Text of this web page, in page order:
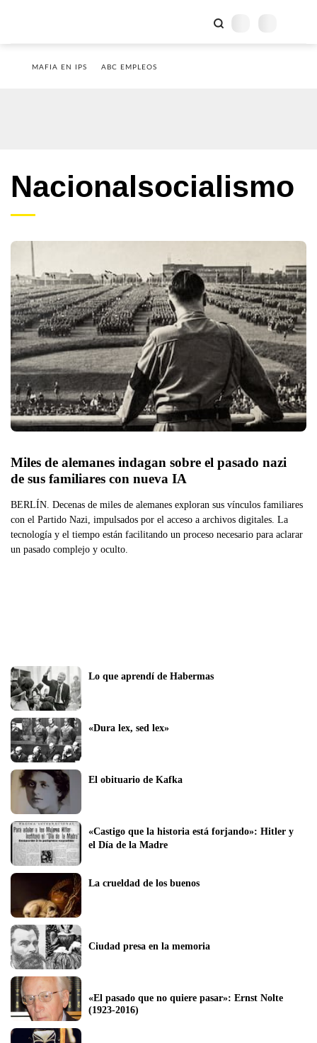
MAFIA EN IPS ABC EMPLEOS
Nacionalsocialismo
Miles de alemanes indagan sobre el pasado nazi
de sus familiares con nueva IA
BERLÍN. Decenas de miles de alemanes exploran sus vínculos familiares
con el Partido Nazi, impulsados por el acceso a archivos digitales. La
tecnología y el tiempo están facilitando un proceso necesario para aclarar
un pasado complejo y oculto.
«Dura lex, sed lex»
El obituario de Kafka
«Castigo que la historia está forjando»: Hitler y
el Día de la Madre
La crueldad de los buenos
Ciudad presa en la memoria
«El pasado que no quiere pasar»: Ernst Nolte
(1923-2016)